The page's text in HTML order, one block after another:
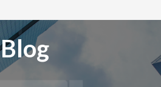
Blog